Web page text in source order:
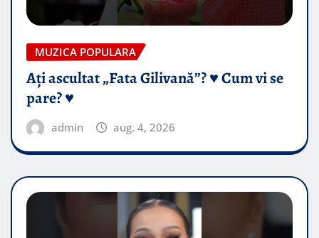
MUZICA POPULARA
Ați ascultat „Fata Gilivană”? ♥️ Cum vi se
pare? ♥️
admin aug. 4, 2026